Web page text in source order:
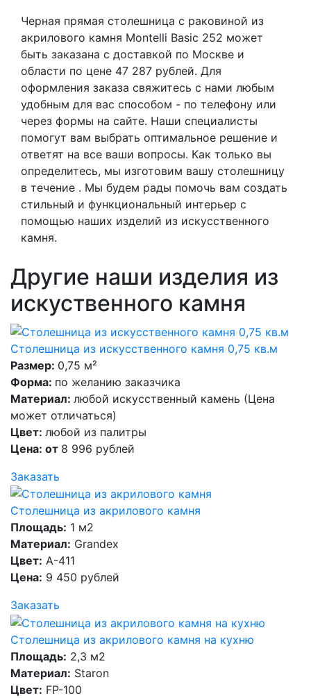
Черная прямая столешница с раковиной из
акрилового камня Montelli Basic 252 может
быть заказана с доставкой по Москве и
области по цене 47 287 рублей. Для
оформления заказа свяжитесь с нами любым
удобным для вас способом - по телефону или
через формы на сайте. Наши специалисты
помогут вам выбрать оптимальное решение и
ответят на все ваши вопросы. Как только вы
определитесь, мы изготовим вашу столешницу
в течение . Мы будем рады помочь вам создать
стильный и функциональный интерьер с
помощью наших изделий из искусственного
камня.
Другие наши изделия из
искуственного камня
Столешница из искусственного камня 0,75 кв.м
Размер: 0,75 м²
Форма: по желанию заказчика
Материал: любой искусственный камень (Цена
может отличаться)
Цвет: любой из палитры
Цена: от 8 996 рублей
Заказать
Столешница из акрилового камня
Площадь: 1 м2
Материал: Grandex
Цвет: A-411
Цена: 9 450 рублей
Заказать
Столешница из акрилового камня на кухню
Площадь: 2,3 м2
Материал: Staron
Цвет: FP-100